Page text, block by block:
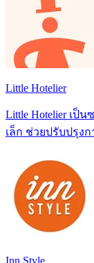
Little Hotelier
Little Hotelier เป็
เล็ก ช่วยปรับปรุง
Inn Style